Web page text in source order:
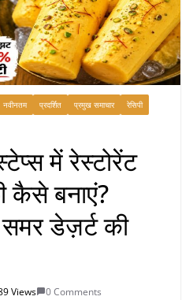
नवीनतम प्रदर्शित प्रमुख समाचार
रेसिपी
में रेस्टोरेंट
कैसे बनाएं?
डेज़र्ट की
Views
0 Comments